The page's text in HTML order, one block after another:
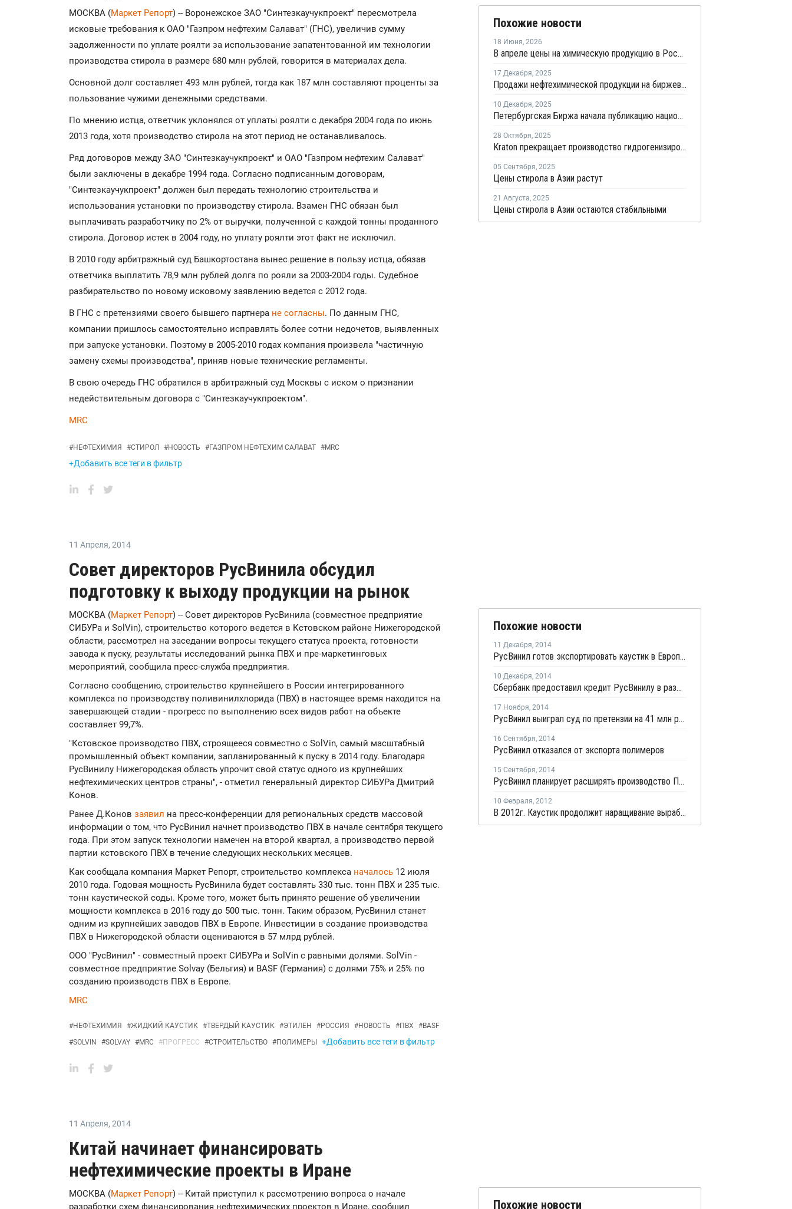
МОСКВА (Маркет Репорт) -- Воронежское ЗАО "Синтезкаучукпроект" пересмотрела
исковые требования к ОАО "Газпром нефтехим Салават" (ГНС), увеличив сумму
задолженности по уплате роялти за использование запатентованной им технологии
производства стирола в размере 680 млн рублей, говорится в материалах дела.
Основной долг составляет 493 млн рублей, тогда как 187 млн составляют проценты за
пользование чужими денежными средствами.
По мнению истца, ответчик уклонялся от уплаты роялти с декабря 2004 года по июнь
2013 года, хотя производство стирола на этот период не останавливалось.
Ряд договоров между ЗАО "Синтезкаучукпроект" и ОАО "Газпром нефтехим Салават"
были заключены в декабре 1994 года. Согласно подписанным договорам,
"Синтезкаучукпроект" должен был передать технологию строительства и
использования установки по производству стирола. Взамен ГНС обязан был
выплачивать разработчику по 2% от выручки, полученной с каждой тонны проданного
стирола. Договор истек в 2004 году, но уплату роялти этот факт не исключил.
В 2010 году арбитражный суд Башкортостана вынес решение в пользу истца, обязав
ответчика выплатить 78,9 млн рублей долга по рояли за 2003-2004 годы. Судебное
разбирательство по новому исковому заявлению ведется с 2012 года.
В ГНС с претензиями своего бывшего партнера не согласны. По данным ГНС,
компании пришлось самостоятельно исправлять более сотни недочетов, выявленных
при запуске установки. Поэтому в 2005-2010 годах компания произвела "частичную
замену схемы производства", приняв новые технические регламенты.
В свою очередь ГНС обратился в арбитражный суд Москвы с иском о признании
недействительным договора с "Синтезкаучукпроектом".
MRC
#НЕФТЕХИМИЯ #СТИРОЛ #НОВОСТЬ #ГАЗПРОМ НЕФТЕХИМ САЛАВАТ #MRC
+Добавить все теги в фильтр
Похожие новости
18 Июня, 2026
В апреле цены на химическую продукцию в России выросли на 5,3% - Росстат
17 Декабря, 2025
Продажи нефтехимической продукции на биржевых торгах в текущем году увеличились на 30%
10 Декабря, 2025
Петербургская Биржа начала публикацию национальных индикаторов оптовых цен продуктов нефтегазохимии
28 Октября, 2025
Kraton прекращает производство гидрогенизированных стирольных блок-сополимеров во Франции
05 Сентября, 2025
Цены стирола в Азии растут
21 Августа, 2025
Цены стирола в Азии остаются стабильными
11 Апреля, 2014
Совет директоров РусВинила обсудил
подготовку к выходу продукции на рынок
МОСКВА (Маркет Репорт) -- Совет директоров РусВинила (совместное предприятие
СИБУРа и SolVin), строительство которого ведется в Кстовском районе Нижегородской
области, рассмотрел на заседании вопросы текущего статуса проекта, готовности
завода к пуску, результаты исследований рынка ПВХ и пре-маркетинговых
мероприятий, сообщила пресс-служба предприятия.
Согласно сообщению, строительство крупнейшего в России интегрированного
комплекса по производству поливинилхлорида (ПВХ) в настоящее время находится на
завершающей стадии - прогресс по выполнению всех видов работ на объекте
составляет 99,7%.
"Кстовское производство ПВХ, строящееся совместно с SolVin, самый масштабный
промышленный объект компании, запланированный к пуску в 2014 году. Благодаря
РусВинилу Нижегородская область упрочит свой статус одного из крупнейших
нефтехимических центров страны", - отметил генеральный директор СИБУРа Дмитрий
Конов.
Ранее Д.Конов заявил на пресс-конференции для региональных средств массовой
информации о том, что РусВинил начнет производство ПВХ в начале сентября текущего
года. При этом запуск технологии намечен на второй квартал, а производство первой
партии кстовского ПВХ в течение следующих нескольких месяцев.
Как сообщала компания Маркет Репорт, строительство комплекса началось 12 июля
2010 года. Годовая мощность РусВинила будет составлять 330 тыс. тонн ПВХ и 235 тыс.
тонн каустической соды. Кроме того, может быть принято решение об увеличении
мощности комплекса в 2016 году до 500 тыс. тонн. Таким образом, РусВинил станет
одним из крупнейших заводов ПВХ в Европе. Инвестиции в создание производства
ПВХ в Нижегородской области оцениваются в 57 млрд рублей.
ООО "РусВинил" - совместный проект СИБУРа и SolVin с равными долями. SolVin -
совместное предприятие Solvay (Бельгия) и BASF (Германия) с долями 75% и 25% по
созданию производств ПВХ в Европе.
MRC
#НЕФТЕХИМИЯ #ЖИДКИЙ КАУСТИК #ТВЕРДЫЙ КАУСТИК #ЭТИЛЕН #РОССИЯ #НОВОСТЬ #ПВХ #BASF
#SOLVIN #SOLVAY #MRC #ПРОГРЕСС #СТРОИТЕЛЬСТВО #ПОЛИМЕРЫ +Добавить все теги в фильтр
Похожие новости
11 Декабря, 2014
РусВинил готов экспортировать каустик в Европу и другие регионы мира
10 Декабря, 2014
Сбербанк предоставил кредит РусВинилу в размере 1,8 млрд рублей
17 Ноября, 2014
РусВинил выиграл суд по претензии на 41 млн рублей
16 Сентября, 2014
РусВинил отказался от экспорта полимеров
15 Сентября, 2014
РусВинил планирует расширять производство ПВХ
10 Февраля, 2012
В 2012г. Каустик продолжит наращивание выработки ПВХ и твердого каустика
11 Апреля, 2014
Китай начинает финансировать
нефтехимические проекты в Иране
МОСКВА (Маркет Репорт) -- Китай приступил к рассмотрению вопроса о начале
разработки схем финансирования нефтехимических проектов в Иране, сообщил
Похожие новости